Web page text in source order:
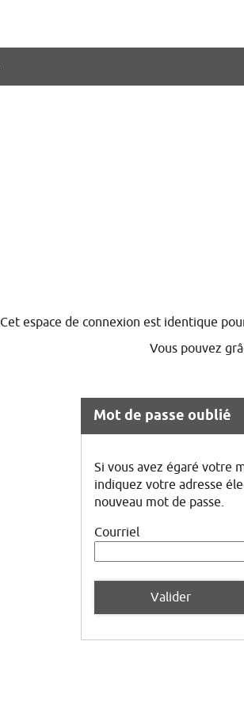
Cet espace de connexion est identique
Vous pouvez
Mot de passe oublié
Si vous avez égaré votre
indiquez votre adresse
nouveau mot de passe.
Courriel
Valider